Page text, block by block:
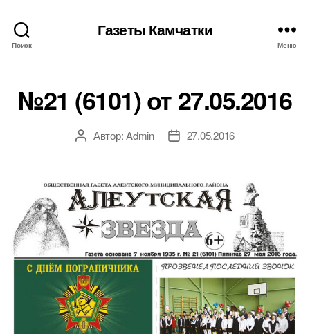
Поиск
Газеты Камчатки
Меню
№21 (6101) от 27.05.2016
АвторАвтор:Admin
Дата27.05.2016